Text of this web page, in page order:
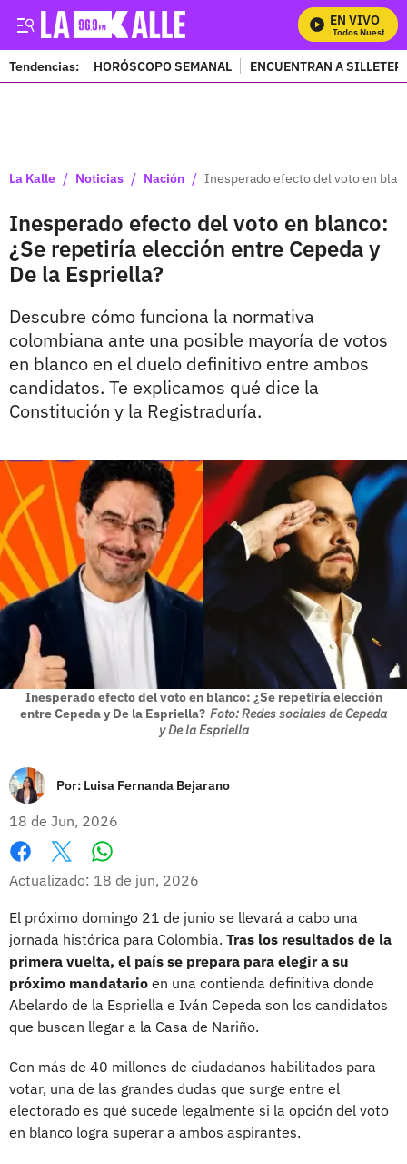
EN VIVO
Mira Todos Nuestros
Tendencias: HORÓSCOPO SEMANAL ENCUENTRAN A
La Kalle / Noticias / Nación / Inesperado efecto del voto en
Inesperado efecto del voto en blanco:
¿Se repetiría elección entre Cepeda y
De la Espriella?
Descubre cómo funciona la normativa
colombiana ante una posible mayoría de votos
en blanco en el duelo definitivo entre ambos
candidatos. Te explicamos qué dice la
Constitución y la Registraduría.
Inesperado efecto del voto en blanco: ¿Se repetiría elección
entre Cepeda y De la Espriella? Foto: Redes sociales de Cepeda
y De la Espriella
Por: Luisa Fernanda Bejarano
18 de Jun, 2026
Facebook
X
Actualizado: 18 de jun, 2026
El próximo domingo 21 de junio se llevará a cabo una
jornada histórica para Colombia. Tras los resultados de la
primera vuelta, el país se prepara para elegir a su
próximo mandatario en una contienda definitiva donde
Abelardo de la Espriella e Iván Cepeda son los candidatos
que buscan llegar a la Casa de Nariño.
Con más de 40 millones de ciudadanos habilitados para
votar, una de las grandes dudas que surge entre el
electorado es qué sucede legalmente si la opción del voto
en blanco logra superar a ambos aspirantes.